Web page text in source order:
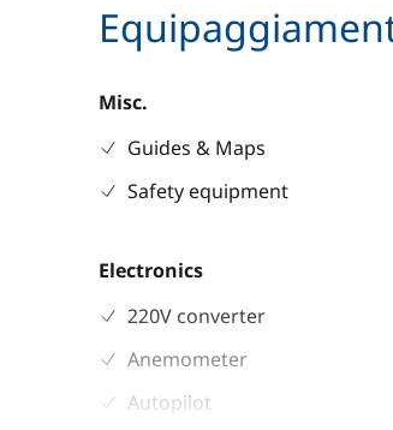
Misc.
Guides & Maps
Safety equipment
Electronics
220V converter
Anemometer
Autopilot